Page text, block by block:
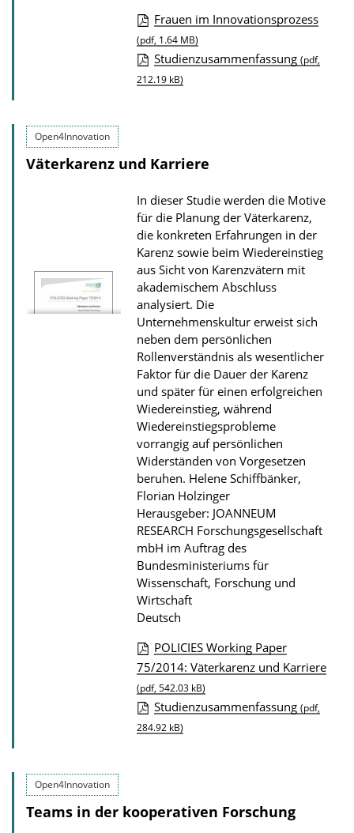
o
n
D
o
w
a
d
s
z
u
r
P
u
b
l
i
k
a
t
i
o
n
Frauen im Innovationsprozess
(pdf, 1.64 MB)
Studienzusammenfassung (pdf,
212.19 kB)
Open4Innovation
Väterkarenz und Karriere
In dieser Studie werden die Motive
für die Planung der Väterkarenz,
die konkreten Erfahrungen in der
Karenz sowie beim Wiedereinstieg
aus Sicht von Karenzvätern mit
akademischem Abschluss
analysiert. Die
Unternehmenskultur erweist sich
neben dem persönlichen
Rollenverständnis als wesentlicher
Faktor für die Dauer der Karenz
und später für einen erfolgreichen
Wiedereinstieg, während
Wiedereinstiegsprobleme
vorrangig auf persönlichen
Widerständen von Vorgesetzen
beruhen. Helene Schiffbänker,
Florian Holzinger
Herausgeber: JOANNEUM
RESEARCH Forschungsgesellschaft
mbH im Auftrag des
Bundesministeriums für
Wissenschaft, Forschung und
Wirtschaft
Deutsch
D
o
w
n
d
POLICIES Working Paper
75/2014: Väterkarenz und Karriere
(pdf, 542.03 kB)
Studienzusammenfassung (pdf,
284.92 kB)
Open4Innovation
Teams in der kooperativen Forschung